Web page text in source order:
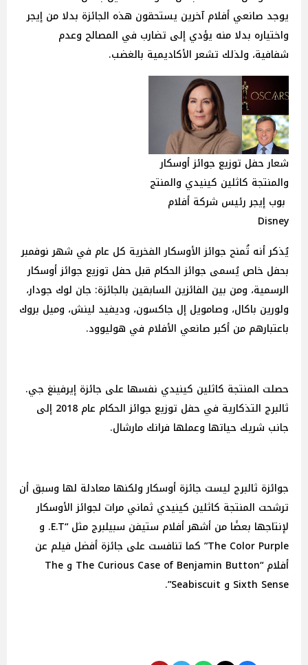
يوجد صانعي أفلام آخرين يستحقون هذه الجائزة بدلا من إيجر
واختياره بدلا منه يؤدي إلى تضارب في المصالح وعدم
شفافية، ولذلك تشعر الأكاديمية بالغضب.
شعار حفل توزيع جوائز أوسكار
والمنتجة كاثلين كينيدي والمنتج
بوب إيجر رئيس شركة أفلام
Disney
يُذكر أنه تُمنح جوائز الأوسكار الفخرية كل عام في شهر نوفمبر
بحفل خاص يُسمى جوائز الحكام قبل حفل توزيع جوائز أوسكار
الرسمية، ومن بين الفائزين السابقين بالجائزة: جان لوك جودار،
ولورين باكال، وصامويل إل جاكسون، وديفيد لينش، وميل بروك
باعتبارهم من أكبر صانعي الأفلام في هوليوود.
حصلت المنتجة كاثلين كينيدي نفسها على جائزة إيرفينغ جي.
ثالبرج التذكارية في حفل توزيع جوائز الحكام عام 2018 إلى
جانب شريك حياتها وعملها فرانك مارشال.
جوائزة ثالبرج ليست جائزة أوسكار ولكنها معادلة لها وسبق أن
ترشحت المنتجة كاثلين كينيدي ثماني مرات لجوائز الأوسكار
لإنتاجها بعضًا من أشهر أفلام ستيفن سبيلبرج مثل “E.T. و
The Color Purple” كما تنافست على جائزة أفضل فيلم عن
أفلام “The Curious Case of Benjamin Button و The
Sixth Sense و Seabiscuit”.